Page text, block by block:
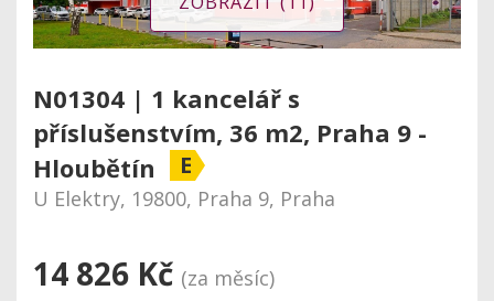
N01304 | 1 kancelář s
příslušenstvím, 36 m2, Praha 9 -
Hloubětín
E
U Elektry, 19800, Praha 9, Praha
14 826 Kč (za měsíc)